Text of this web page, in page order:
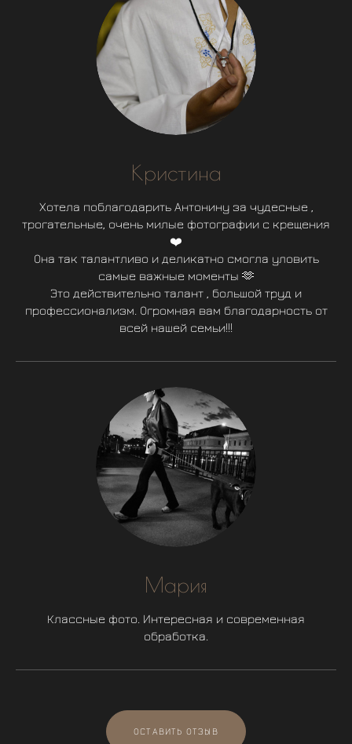
Кристина
Хотела поблагодарить Антонину за чудесные ,
трогательные, очень милые фотографии с крещения
❤️
Она так талантливо и деликатно смогла уловить
самые важные моменты 🫶
Это действительно талант , большой труд и
профессионализм. Огромная вам благодарность от
всей нашей семьи!!!
Мария
Классные фото. Интересная и современная
обработка.
ОСТАВИТЬ ОТЗЫВ